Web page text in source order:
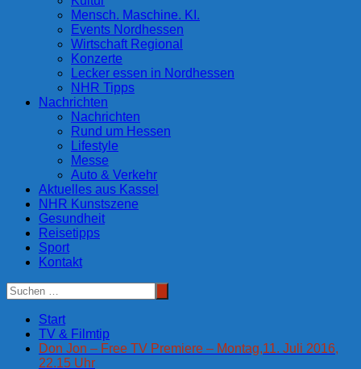
Mensch. Maschine. KI.
Events Nordhessen
Wirtschaft Regional
Konzerte
Lecker essen in Nordhessen
NHR Tipps
Nachrichten
Nachrichten
Rund um Hessen
Lifestyle
Messe
Auto & Verkehr
Aktuelles aus Kassel
NHR Kunstszene
Gesundheit
Reisetipps
Sport
Kontakt
Start
TV & Filmtip
Don Jon – Free TV Premiere – Montag,11. Juli 2016,
22.15 Uhr